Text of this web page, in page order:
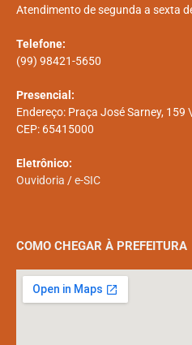
Atendimento de segunda a sexta
Telefone:
(99) 98421-5650
Presencial:
Endereço: Praça José Sarney, 159
CEP: 65415000
Eletrônico:
Ouvidoria /e-SIC
COMO CHEGAR À PREFEITURA